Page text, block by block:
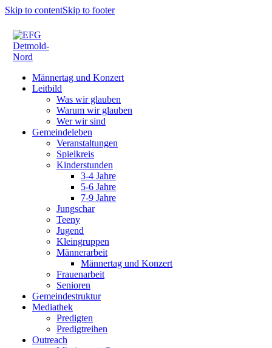
Skip to contentSkip to footer
Männertag und Konzert
Leitbild
Was wir glauben
Warum wir glauben
Wer wir sind
Gemeindeleben
Veranstaltungen
Spielkreis
Kinderstunden
3-4 Jahre
5-6 Jahre
7-9 Jahre
Jungschar
Teeny
Jugend
Kleingruppen
Männerarbeit
Männertag und Konzert
Frauenarbeit
Senioren
Gemeindestruktur
Mediathek
Predigten
Predigtreihen
Outreach